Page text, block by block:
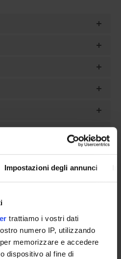
Impostazioni degli annunci
trattiamo i vostri dati
numero IP, utilizzando
memorizzare e accedere
dispositivo al fine di